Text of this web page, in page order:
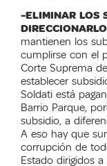
-ELIMINAR LOS
mantienen los
cumplirse con el
Corte Suprema
establecer
Soldati está
Barrio Parque,
subsidio, a
A eso hay que
corrupción de
Estado dirigidos